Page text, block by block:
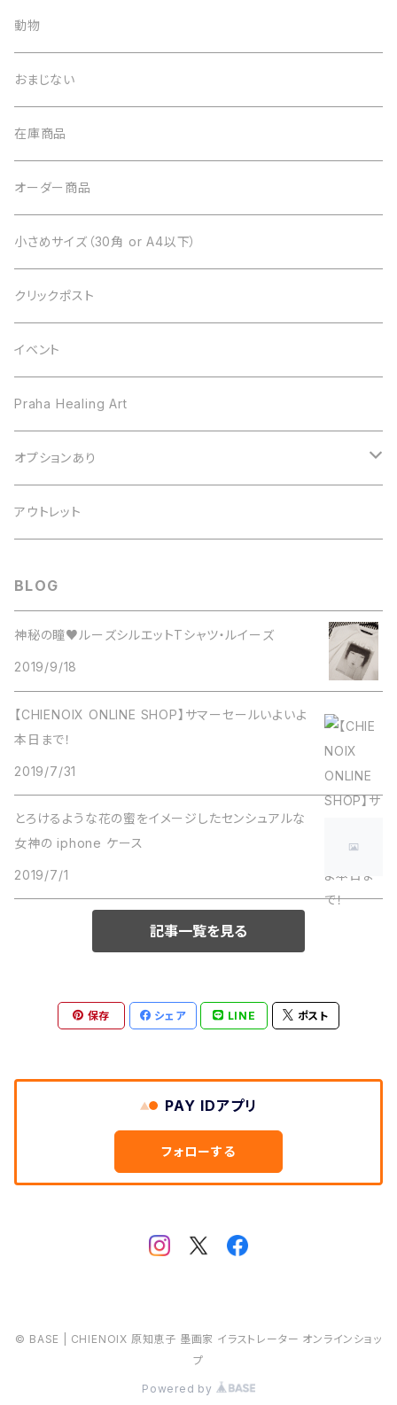
印刷物
トートバッグ
動物
おまじない
在庫商品
オーダー商品
小さめサイズ（30角 or A4以下）
クリックポスト
イベント
Praha Healing Art
オプションあり
フレーム変更
アウトレット
BLOG
神秘の瞳♥ルーズシルエットTシャツ・ルイーズ
2019/9/18
【CHIENOIX ONLINE SHOP】サマーセールいよいよ
本日まで！
2019/7/31
とろけるような花の蜜をイメージしたセンシュアルな
女神の iphone ケース
2019/7/1
記事一覧を見る
保存 シェア LINE ポスト
PAY IDアプリ
フォローする
© BASE | CHIENOIX 原知恵子 墨画家 イラストレーター オンラインショッ
プ
Powered by